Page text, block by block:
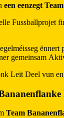
een eenzegt
Fussballprojet
gemeinsam
Leit Deel vun
Team